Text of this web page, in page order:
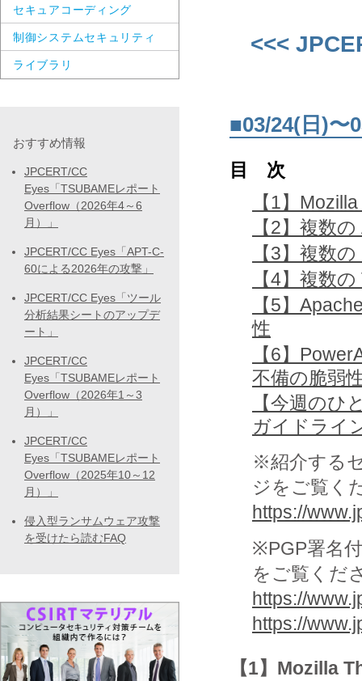
<<<
■03/24(日)〜
目 次
【1】
【2】複数
【3】複数
【4】複数
【5】
性
【6】
不備の脆弱
【今週のひ
ガイドライ
※紹介する
ジをご覧く
https://
※PGP署名
をご覧くだ
https://
https://
【1】Mozilla
セキュアコーディング
制御システムセキュリティ
ライブラリ
おすすめ情報
JPCERT/CC
Eyes「TSUBAMEレポート
Overflow（2026年4～6
月）」
JPCERT/CC Eyes「APT-C-
60による2026年の攻撃」
JPCERT/CC Eyes「ツール
分析結果シートのアップデ
ート」
JPCERT/CC
Eyes「TSUBAMEレポート
Overflow（2026年1～3
月）」
JPCERT/CC
Eyes「TSUBAMEレポート
Overflow（2025年10～12
月）」
侵入型ランサムウェア攻撃
を受けたら読むFAQ